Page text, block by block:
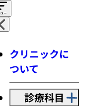
クリニックに
ついて
診療科目